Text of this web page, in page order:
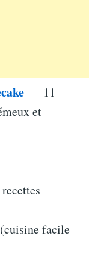
— 11
et
(cuisine facile